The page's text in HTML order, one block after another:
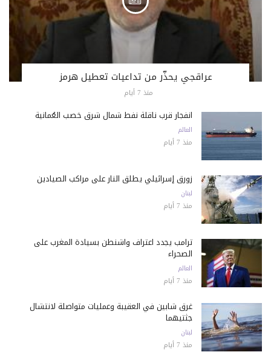
عراقجي يحذّر من تداعيات تعطيل هرمز
منذ 7 أيام
انفجار قرب ناقلة نفط شمال شرق خصب العُمانية
العالم
منذ 7 أيام
زورق إسرائيلي يطلق النار على مراكب الصيادين
لبنان
منذ 7 أيام
ترامب يجدد اعتراف واشنطن بسيادة المغرب على
الصحراء
العالم
منذ 7 أيام
غرق شابين في العقيبة وعمليات متواصلة لانتشال
جثتيهما
لبنان
منذ 7 أيام